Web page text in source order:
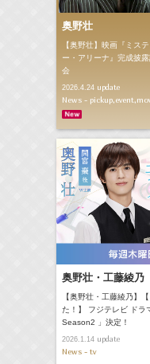
奥野壮
【奥野壮】映画『ミステ
ー・アリーナ』完成披
会
2026.4.24update
News -
奥野壮・工藤綾乃
【奥野壮・工藤綾乃】
た！】 フジテレビ ドラ
Season2 」決定！
2026.1.14update
News - tv